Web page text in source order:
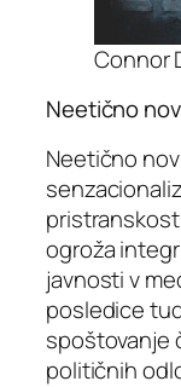
Connor
Neetično
Neetično
ogroža
javnosti v
posledice
spoštovanje
političnih